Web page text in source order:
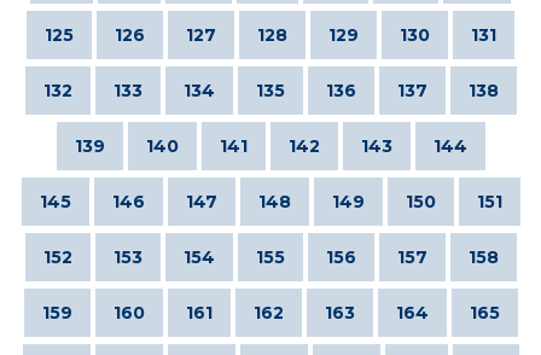
125 126 127 128 129 130 131
132 133 134 135 136 137 138
139 140 141 142 143 144
145 146 147 148 149 150 151
152 153 154 155 156 157 158
159 160 161 162 163 164 165